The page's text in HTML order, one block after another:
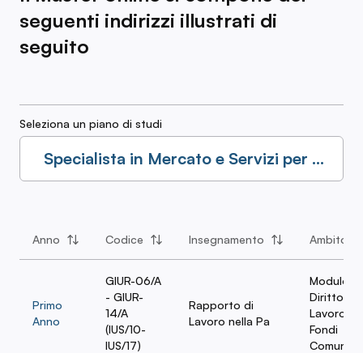
seguenti indirizzi illustrati di
seguito
Seleziona un piano di studi
Specialista in Mercato e Servizi per il
Lavoro nei CPI
Anno Codice Insegnamento Ambito
Primo
Anno
GIUR-06/A
- GIUR-
14/A
(IUS/10-
IUS/17)
Rapporto di
Lavoro nella Pa
Modulo
Diritto del
Lavoro e
Fondi